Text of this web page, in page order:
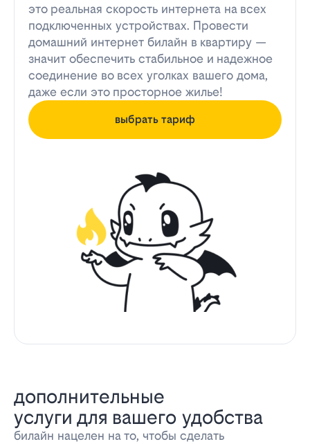
это реальная скорость интернета на всех
подключенных устройствах. Провести
домашний интернет билайн в квартиру —
значит обеспечить стабильное и надежное
соединение во всех уголках вашего дома,
даже если это просторное жилье!
выбрать тариф
дополнительные
услуги для вашего удобства
билайн нацелен на то, чтобы сделать